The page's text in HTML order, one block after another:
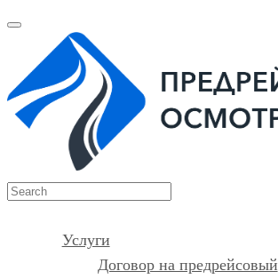
Услуги
Договор на предрейсовый